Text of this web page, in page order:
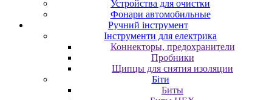
Устройства для очистки
Фонари автомобильные
Ручний інструмент
Інструменти для електрика
Коннекторы, предохранители
Пробники
Щипцы для снятия изоляции
Біти
Биты